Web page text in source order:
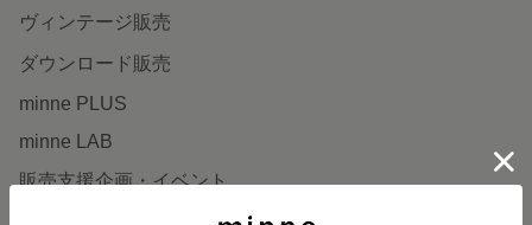
ヴィンテージ販売
ダウンロード販売
minne PLUS
minne LAB
販売支援企画・イベント